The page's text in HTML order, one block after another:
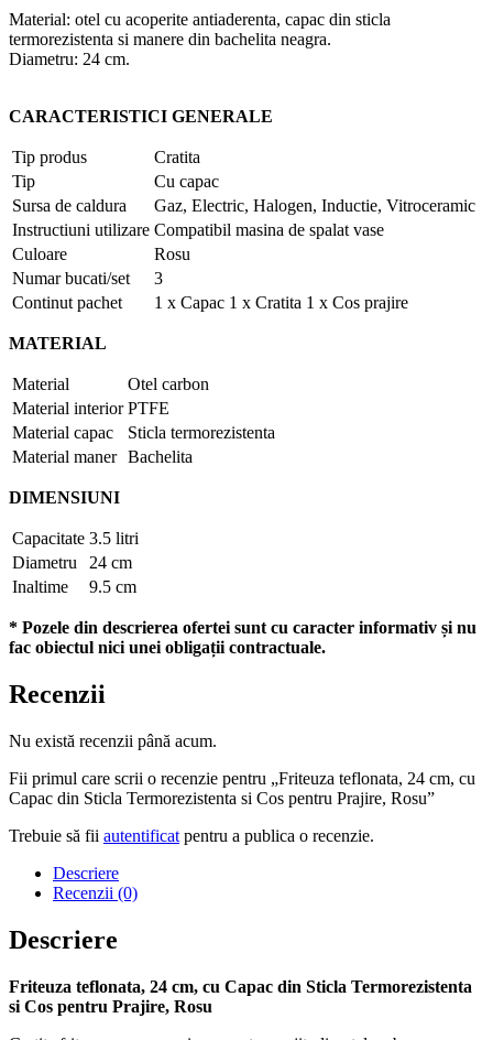
Material: otel cu acoperite antiaderenta, capac din sticla
termorezistenta si manere din bachelita neagra.
Diametru: 24 cm.
CARACTERISTICI GENERALE
Tip produs
Cratita
Tip
Cu capac
Sursa de caldura
Gaz, Electric, Halogen, Inductie, Vitroceramic
Instructiuni utilizare Compatibil masina de spalat vase
Culoare
Rosu
Numar bucati/set
3
Continut pachet
1 x Capac 1 x Cratita 1 x Cos prajire
MATERIAL
Material
Otel carbon
Material interior PTFE
Material capac
Sticla termorezistenta
Material maner Bachelita
DIMENSIUNI
Capacitate 3.5 litri
Diametru
24 cm
Inaltime
9.5 cm
* Pozele din descrierea ofertei sunt cu caracter informativ și nu
fac obiectul nici unei obligații contractuale.
Recenzii
Nu există recenzii până acum.
Fii primul care scrii o recenzie pentru „Friteuza teflonata, 24 cm, cu
Capac din Sticla Termorezistenta si Cos pentru Prajire, Rosu”
Trebuie să fii autentificat pentru a publica o recenzie.
Descriere
Recenzii (0)
Descriere
Friteuza teflonata, 24 cm, cu Capac din Sticla Termorezistenta
si Cos pentru Prajire, Rosu